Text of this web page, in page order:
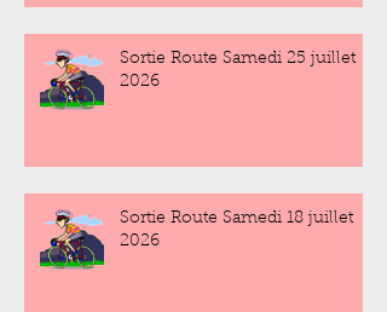
Sortie Route Samedi 25 juillet
2026
Sortie Route Samedi 18 juillet
2026